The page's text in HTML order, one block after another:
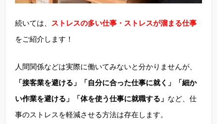
続いては、
ストレスの多い仕事・ストレスが溜まる仕事
をご紹介します！
人間関係などは実際に働いてみないと分かりませんが、
「接客業を避ける」「自分に合った仕事に就く」「細か
い作業を避ける」「体を使う仕事に就職する」 など、仕
事のストレスを軽減させる方法は存在します。